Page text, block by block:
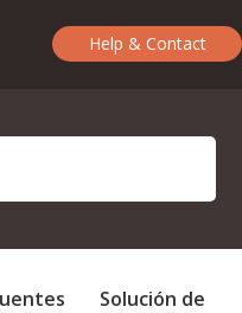
Help & Contact
Solución de